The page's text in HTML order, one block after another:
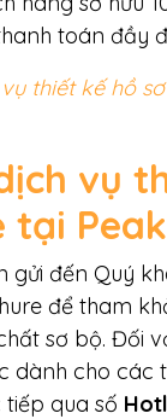
toán đầy
thiết kế hồ
vụ
tại
gửi đến Quý
để tham
sơ bộ. Đối
dành cho các
qua số